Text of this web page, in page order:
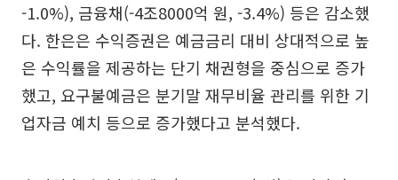
-1.0%), 금융채(-4조8000억 원, -3.4%) 등은 감소했
다. 한은은 수익증권은 예금금리 대비 상대적으로 높
은 수익률을 제공하는 단기 채권형을 중심으로 증가
했고, 요구불예금은 분기말 재무비율 관리를 위한 기
업자금 예치 등으로 증가했다고 분석했다.